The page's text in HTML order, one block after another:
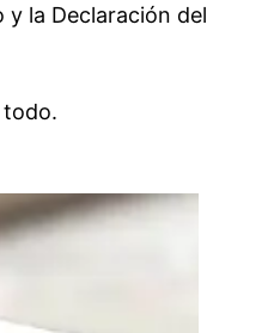
la Declaración del
todo.